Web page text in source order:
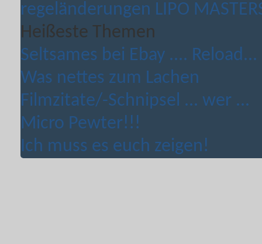
regeländerungen LIPO
Heißeste Themen
Seltsames bei Ebay .... Reload...
Was nettes zum Lachen
Filmzitate/-Schnipsel ... wer ...
Micro Pewter!!!
Ich muss es euch zeigen!